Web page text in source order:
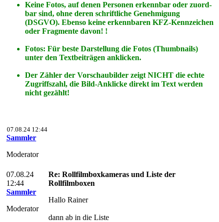
Keine Fotos, auf denen Personen erkennbar oder zuord-
bar sind, ohne deren schriftliche Genehmigung
(DSGVO). Ebenso keine erkennbaren KFZ-Kennzeichen
oder Fragmente davon! !
Fotos: Für beste Darstellung die Fotos (Thumbnails)
unter den Textbeiträgen anklicken.
Der Zähler der Vorschaubilder zeigt NICHT die echte
Zugriffszahl, die Bild-Anklicke direkt im Text werden
nicht gezählt!
07.08.24 12:44
Sammler
Moderator
07.08.24
12:44
Sammler
Moderator
Re: Rollfilmboxkameras und Liste der
Rollfilmboxen
Hallo Rainer
dann ab in die Liste